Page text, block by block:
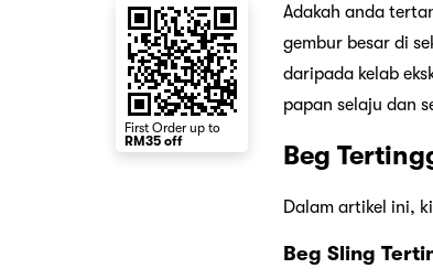
Adakah anda
gembur besar di
daripada kelab
papan selaju dan
Beg
Dalam artikel ini,
Beg Sling
First Order up to
RM35 off